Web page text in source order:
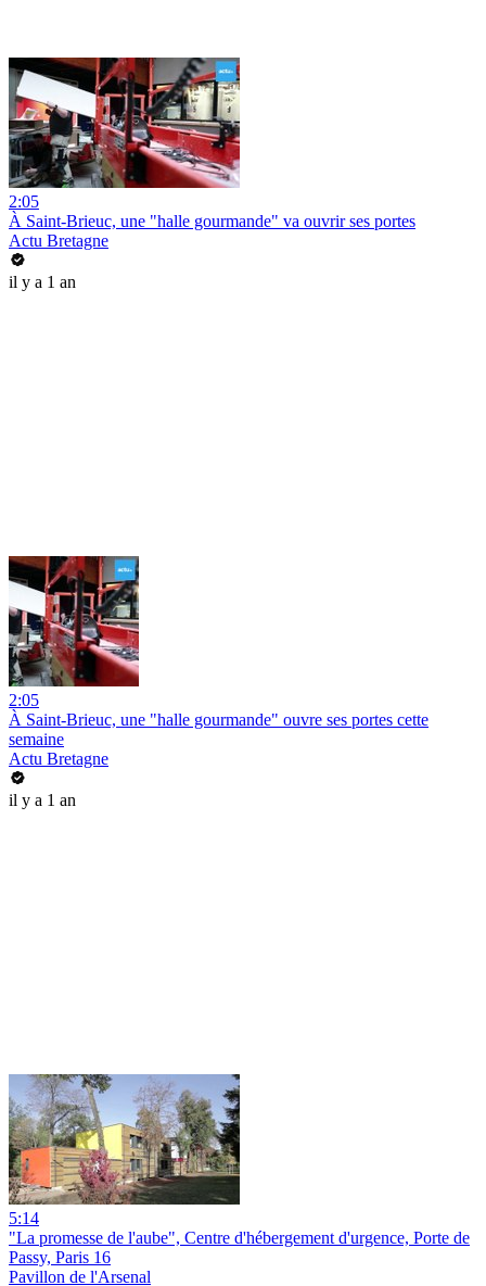
2:05
À Saint-Brieuc, une "halle gourmande" va ouvrir ses portes
Actu Bretagne
il y a 1 an
2:05
À Saint-Brieuc, une "halle gourmande" ouvre ses portes cette
semaine
Actu Bretagne
il y a 1 an
5:14
"La promesse de l'aube", Centre d'hébergement d'urgence, Porte de
Passy, Paris 16
Pavillon de l'Arsenal